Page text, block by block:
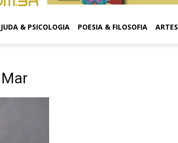
& PSICOLOGIA POESIA & FILOSOFIA ARTES